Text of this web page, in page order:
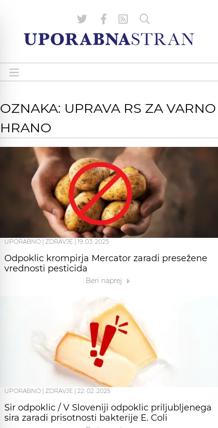
OZNAKA: UPRAVA RS ZA VARNO
HRANO
UPORABNO ZDRAVJE 19. 03. 2025
Odpoklic krompirja Mercator zaradi presežene
vrednosti pesticida
Beri naprej
UPORABNO ZDRAVJE 22. 02. 2025
Sir odpoklic / V Sloveniji odpoklic priljubljenega
sira zaradi prisotnosti bakterije E. Coli